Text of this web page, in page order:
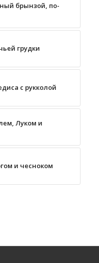
брынзой, по-
грудки
с рукколой
Луком и
и чесноком